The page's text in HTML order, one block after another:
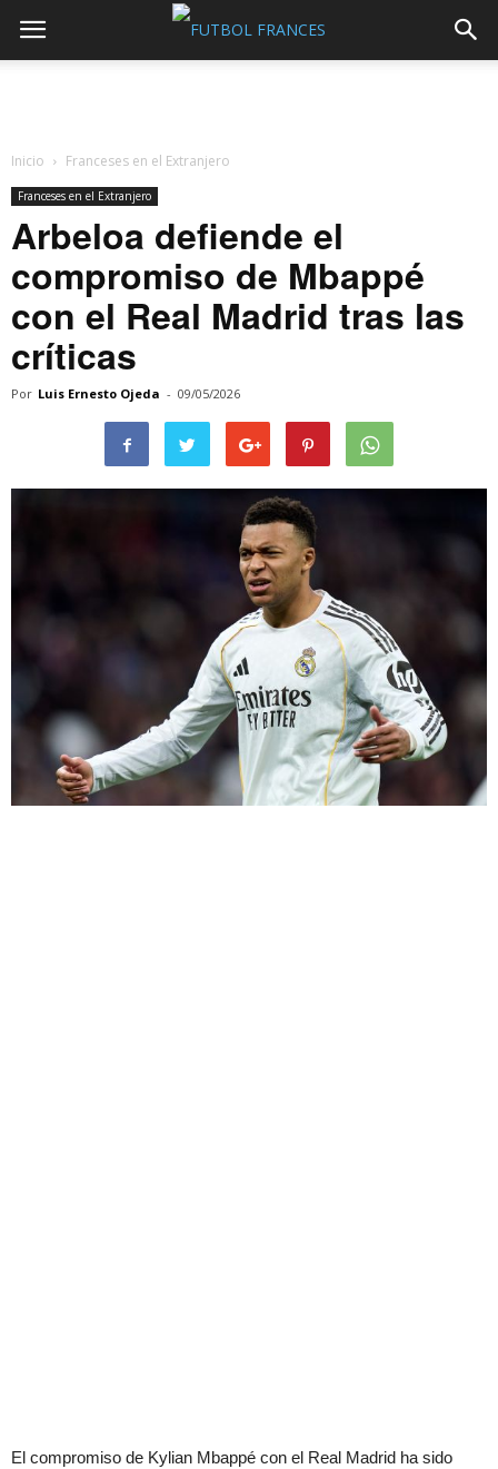
Inicio Franceses en el Extranjero
Franceses en el Extranjero
Arbeloa defiende el
compromiso de Mbappé
con el Real Madrid tras las
críticas
Por Luis Ernesto Ojeda - 09/05/2026
El compromiso de Kylian Mbappé con el Real Madrid ha sido